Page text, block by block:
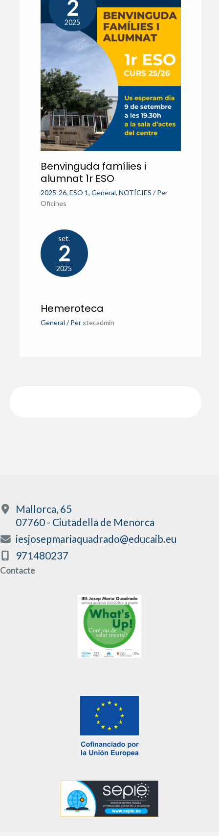
2
2025
Benvinguda famílies i
alumnat 1r ESO
2025-26, ESO 1, General, NOTÍCIES / Per
Oficines
set.
2
2025
Hemeroteca
General / Per xtecadmin
Mallorca, 65
07760 - Ciutadella de Menorca
iesjosepmariaquadrado@educaib.eu
971480237
Contacte